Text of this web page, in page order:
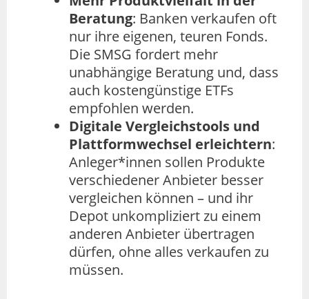
Beratung: Banken verkaufen oft
nur ihre eigenen, teuren Fonds.
Die SMSG fordert mehr
unabhängige Beratung und, dass
auch kostengünstige ETFs
empfohlen werden.
Digitale Vergleichstools und
Plattformwechsel erleichtern:
Anleger*innen sollen Produkte
verschiedener Anbieter besser
vergleichen können – und ihr
Depot unkompliziert zu einem
anderen Anbieter übertragen
dürfen, ohne alles verkaufen zu
müssen.